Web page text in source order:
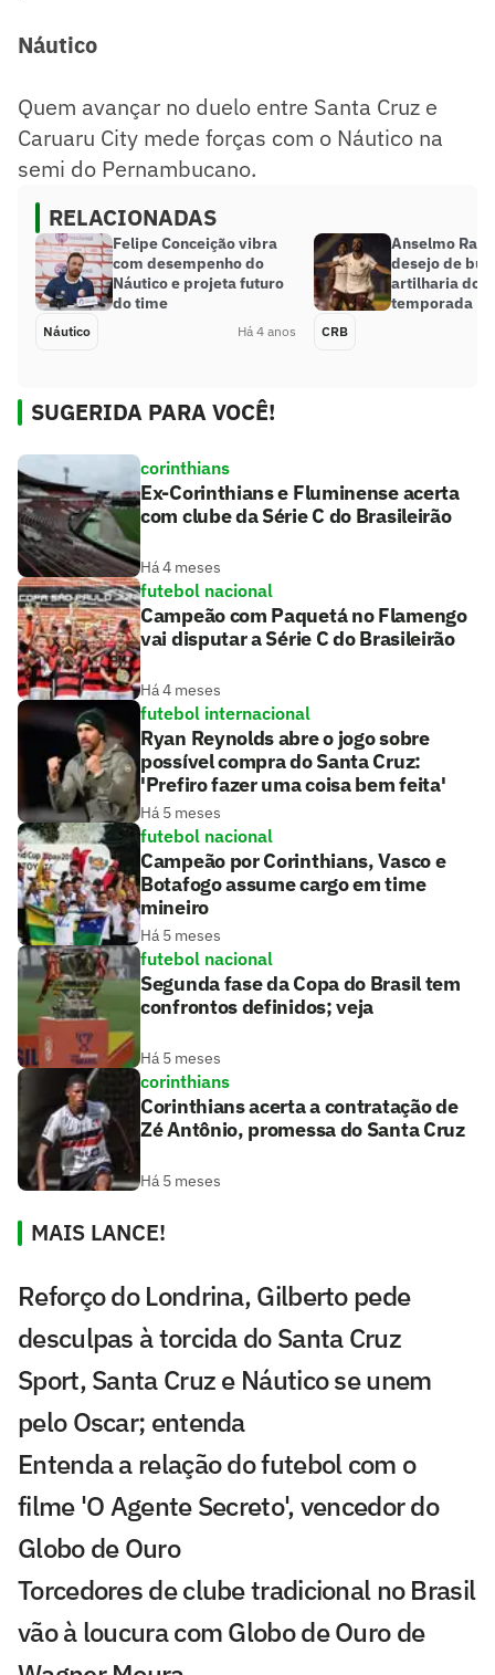
Náutico
Quem avançar no duelo entre Santa Cruz e
Caruaru City mede forças com o Náutico na
semi do Pernambucano.
RELACIONADAS
Felipe Conceição vibra
com desempenho do
Náutico e projeta futuro
do time
Náutico Há 4 anos
Anselmo
desejo de
artilharia do
temporada
CRB
SUGERIDA PARA VOCÊ!
corinthians
Ex-Corinthians e Fluminense acerta
com clube da Série C do Brasileirão
Há 4 meses
futebol nacional
Campeão com Paquetá no Flamengo
vai disputar a Série C do Brasileirão
Há 4 meses
futebol internacional
Ryan Reynolds abre o jogo sobre
possível compra do Santa Cruz:
'Prefiro fazer uma coisa bem feita'
Há 5 meses
futebol nacional
Campeão por Corinthians, Vasco e
Botafogo assume cargo em time
mineiro
Há 5 meses
futebol nacional
Segunda fase da Copa do Brasil tem
confrontos definidos; veja
Há 5 meses
corinthians
Corinthians acerta a contratação de
Zé Antônio, promessa do Santa Cruz
Há 5 meses
MAIS LANCE!
Reforço do Londrina, Gilberto pede
desculpas à torcida do Santa Cruz
Sport, Santa Cruz e Náutico se unem
pelo Oscar; entenda
Entenda a relação do futebol com o
filme 'O Agente Secreto', vencedor do
Globo de Ouro
Torcedores de clube tradicional no Brasil
vão à loucura com Globo de Ouro de